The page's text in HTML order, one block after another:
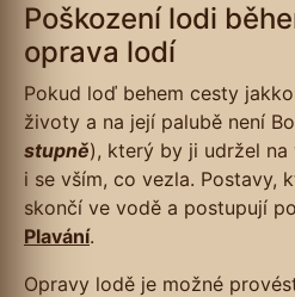
Poškození lodi
oprava lodí
Pokud loď behem cesty
životy a na její palubě není
stupně), který by ji udržel
i se vším, co vezla. Postavy,
skončí ve vodě a postupují
Plavání.
Opravy lodě je možné